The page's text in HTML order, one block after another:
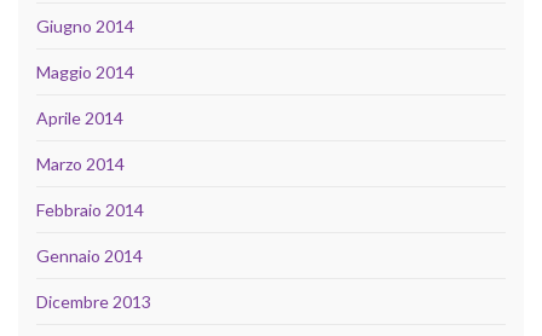
Giugno 2014
Maggio 2014
Aprile 2014
Marzo 2014
Febbraio 2014
Gennaio 2014
Dicembre 2013